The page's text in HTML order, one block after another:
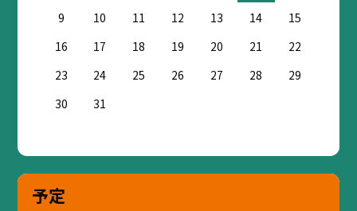
9
10 11 12 13 14
15
16
17 18 19 20 21
22
23
24 25 26 27 28
29
30
31
予定